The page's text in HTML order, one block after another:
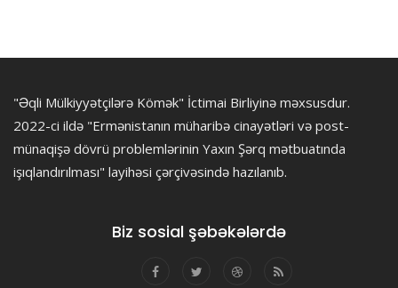
"Əqli Mülkiyyətçilərə Kömək" İctimai Birliyinə məxsusdur.
2022-ci ildə "Ermənistanın müharibə cinayətləri və post-
münaqişə dövrü problemlərinin Yaxın Şərq mətbuatında
işıqlandırılması" layihəsi çərçivəsində hazılanıb.
Biz sosial şəbəkələrdə